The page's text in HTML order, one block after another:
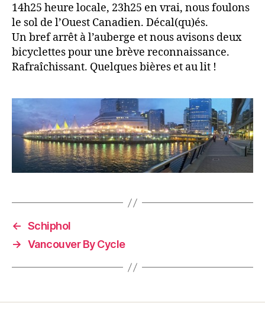
14h25 heure locale, 23h25 en vrai, nous foulons
le sol de l’Ouest Canadien. Décal(qu)és.
Un bref arrêt à l’auberge et nous avisons deux
bicyclettes pour une brève reconnaissance.
Rafraîchissant. Quelques bières et au lit !
← Schiphol
→ Vancouver By Cycle